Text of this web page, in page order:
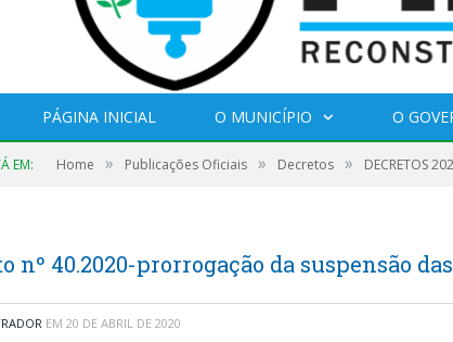
PÁGINA INICIAL O MUNICÍPIO O
EM: Home » Publicações Oficiais » Decretos » DECRETOS
nº 40.2020-prorrogação da suspensão
EM 20 DE ABRIL DE 2020